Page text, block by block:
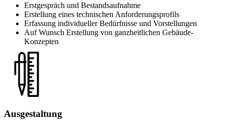
Erstgespräch und Bestandsaufnahme
Erstellung eines technischen Anforderungsprofils
Erfassung individueller Bedürfnisse und Vorstellungen
Auf Wunsch Erstellung von ganzheitlichen Gebäude-
Konzepten
Ausgestaltung